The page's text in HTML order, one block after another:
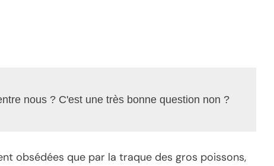
nous ? C'est une très bonne question non ?
obsédées que par la traque des gros poissons,